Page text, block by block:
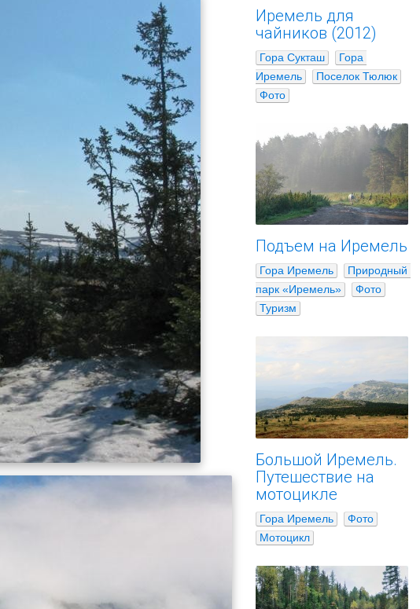
Иремель для
чайников (2012)
Гора Сукташ
Гора
Иремель
Поселок Тюлюк
Фото
Подъем на Иремель
Гора Иремель
Природный
парк «Иремель»
Фото
Туризм
Большой Иремель.
Путешествие на
мотоцикле
Гора Иремель
Фото
Мотоцикл